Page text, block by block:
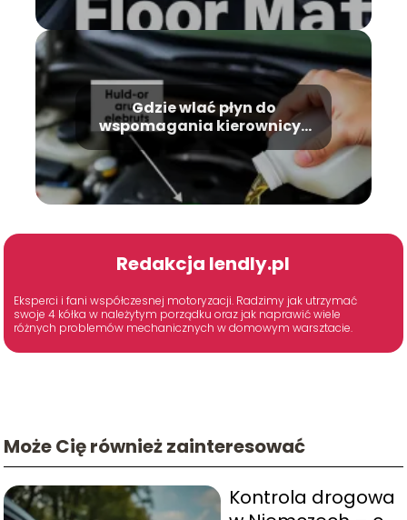
Gdzie wlać płyn do
wspomagania kierownicy?
Instrukcja krok po kroku
Redakcja lendly.pl
Eksperci i fani współczesnej motoryzacji. Radzimy jak utrzymać
swoje 4 kółka w należytym porządku oraz jak naprawić wiele
różnych problemów mechanicznych w domowym warsztacie.
Może Cię również zainteresować
Kontrola drogowa